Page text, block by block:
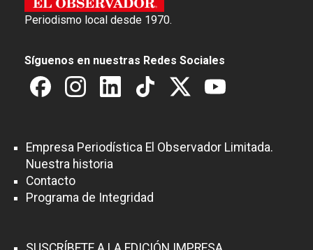
Periodismo local desde 1970.
Síguenos en nuestras Redes Sociales
Empresa Periodística El Observador Limitada.
Nuestra historia
Contacto
Programa de Integridad